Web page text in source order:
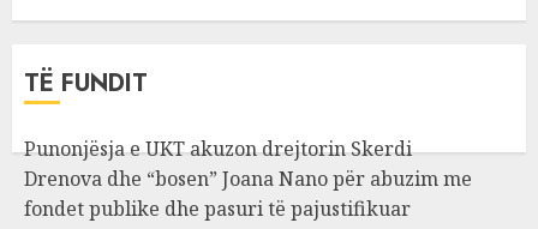
TË FUNDIT
Punonjësja e UKT akuzon drejtorin Skerdi
Drenova dhe “bosen” Joana Nano për abuzim me
fondet publike dhe pasuri të pajustifikuar